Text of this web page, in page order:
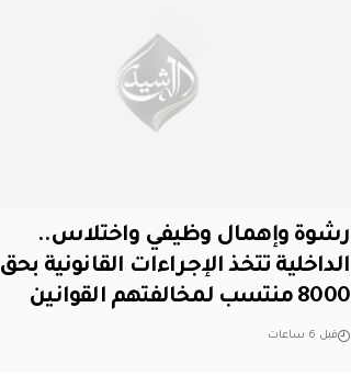
رشوة وإهمال وظيفي واختلاس..
الداخلية تتخذ الإجراءات القانونية بحق
8000 منتسب لمخالفتهم القوانين
قبل 6 ساعات